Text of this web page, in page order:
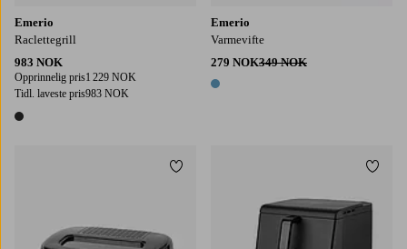
Emerio
Raclettegrill
983 NOK
Opprinnelig pris1 229 NOK
Tidl. laveste pris983 NOK
1 farge
Emerio
Varmevifte
279 NOK349 NOK
1 farge
Legg til favoritter